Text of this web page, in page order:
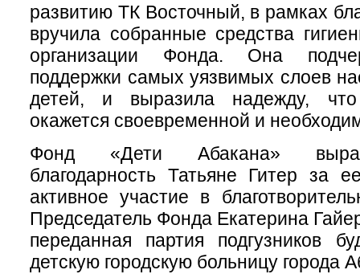
развитию ТК Восточный, в рамках
вручила собранные средства
организации Фонда. Она
поддержки самых уязвимых слоев
детей, и выразила надежду,
окажется своевременной и
Фонд «Дети Абакана»
благодарность Татьяне Гитер за
активное участие в
Председатель Фонда Екатерина
переданная партия подгузников
детскую городскую больницу города